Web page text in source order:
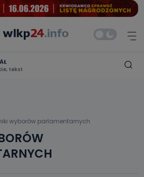
tekst
wyborów parlamentarnych